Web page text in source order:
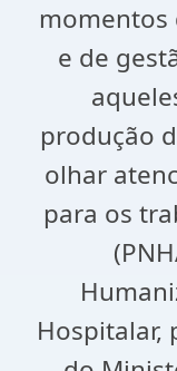
momentos
e de
produção
olhar
para os
Hospitalar,